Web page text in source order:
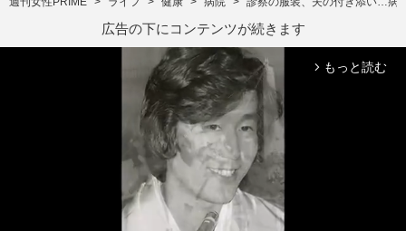
広告の下にコンテンツが続きます
arrow_forward_ios もっと読む